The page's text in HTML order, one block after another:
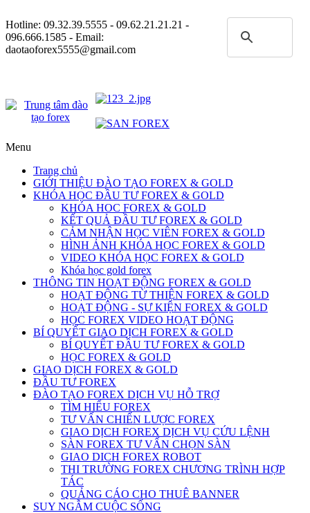
Hotline: 09.32.39.5555 - 09.62.21.21.21 -
096.666.1585 - Email:
daotaoforex5555@gmail.com
Menu
Trang chủ
GIỚI THIỆU ĐÀO TẠO FOREX & GOLD
KHÓA HỌC ĐẦU TƯ FOREX & GOLD
KHÓA HOC FOREX & GOLD
KẾT QUẢ ĐẦU TƯ FOREX & GOLD
CẢM NHẬN HỌC VIÊN FOREX & GOLD
HÌNH ẢNH KHÓA HỌC FOREX & GOLD
VIDEO KHÓA HỌC FOREX & GOLD
Khóa học gold forex
THÔNG TIN HOẠT ĐỘNG FOREX & GOLD
HOẠT ĐỘNG TỪ THIỆN FOREX & GOLD
HOẠT ĐỘNG - SỰ KIỆN FOREX & GOLD
HỌC FOREX VIDEO HOẠT ĐỘNG
BÍ QUYẾT GIAO DỊCH FOREX & GOLD
BÍ QUYẾT ĐẦU TƯ FOREX & GOLD
HỌC FOREX & GOLD
GIAO DỊCH FOREX & GOLD
ĐẦU TƯ FOREX
ĐÀO TẠO FOREX DỊCH VỤ HỖ TRỢ
TÌM HIỂU FOREX
TƯ VẤN CHIẾN LƯỢC FOREX
GIAO DỊCH FOREX DỊCH VỤ CỨU LỆNH
SÀN FOREX TƯ VẤN CHỌN SÀN
GIAO DICH FOREX ROBOT
THI TRƯỜNG FOREX CHƯƠNG TRÌNH HỢP
TÁC
QUẢNG CÁO CHO THUÊ BANNER
SUY NGẪM CUỘC SỐNG